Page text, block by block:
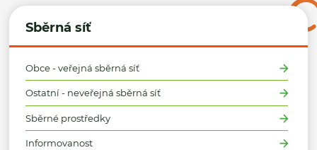
Sběrná síť
Obce - veřejná sběrná síť
Ostatní - neveřejná sběrná síť
Sběrné prostředky
Informovanost